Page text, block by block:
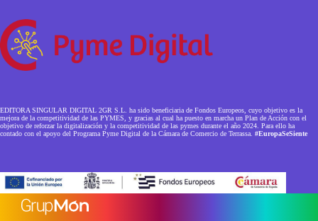
EDITORA SINGULAR DIGITAL 2GR S.L. ha sido beneficiaria de Fondos Europeos, cuyo objetivo es la
mejora de la competitividad de las PYMES, y gracias al cual ha puesto en marcha un Plan de Acción con el
objetivo de reforzar la digitalización y la competitividad de las pymes durante el año 2024. Para ello ha
contado con el apoyo del Programa Pyme Digital de la Cámara de Comercio de Terrassa. #EuropaSeSiente